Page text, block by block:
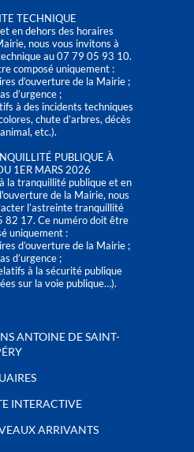
TECHNIQUE
en dehors des horaires
nous vous invitons à
au 07 79 05 93 10.
composé uniquement :
d’ouverture de la Mairie ;
d’urgence ;
à des incidents techniques
chute d’arbres, décès
etc.).
PUBLIQUE À
1ER MARS 2026
la tranquillité publique et en
de la Mairie, nous
l’astreinte tranquillité
82 17. Ce numéro doit être
uniquement :
d’ouverture de la Mairie ;
d’urgence ;
à la sécurité publique
sur la voie publique…).
ANTOINE DE SAINT-
INTERACTIVE
ARRIVANTS